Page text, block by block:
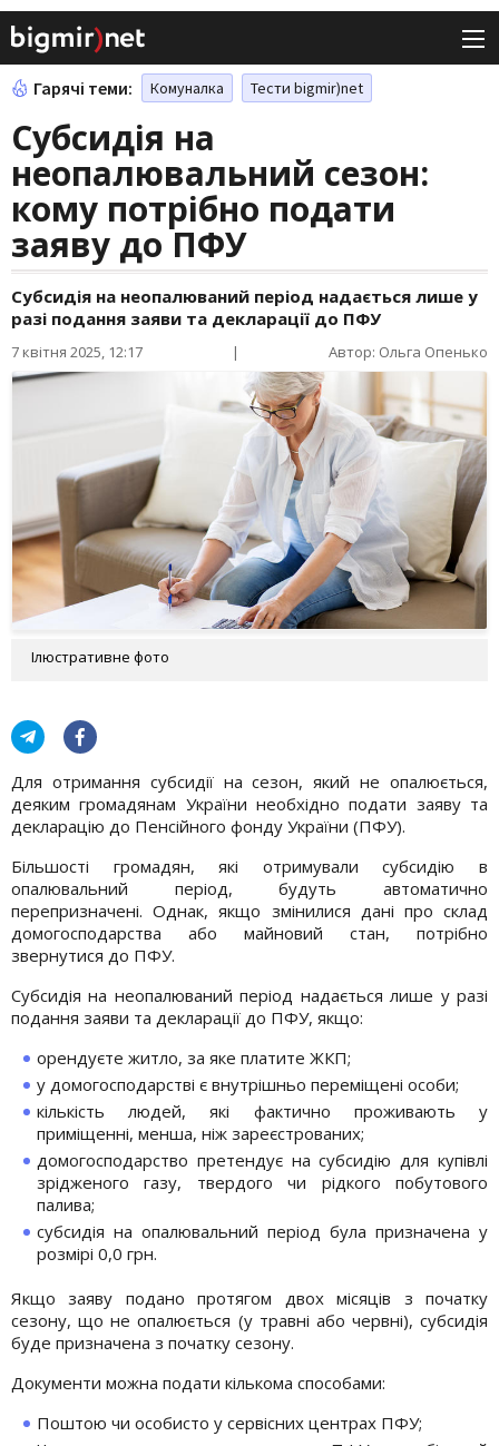
Гарячі теми: Комуналка Тести bigmir)net
Субсидія на
неопалювальний сезон:
кому потрібно подати
заяву до ПФУ
Субсидія на неопалюваний період надається лише у
разі подання заяви та декларації до ПФУ
7 квітня 2025, 12:17 | Автор: Ольга Опенько
Ілюстративне фото
Для отримання субсидії на сезон, який не опалюється,
деяким громадянам України необхідно подати заяву та
декларацію до Пенсійного фонду України (ПФУ).
Більшості громадян, які отримували субсидію в
опалювальний період, будуть автоматично
перепризначені. Однак, якщо змінилися дані про склад
домогосподарства або майновий стан, потрібно
звернутися до ПФУ.
Субсидія на неопалюваний період надається лише у разі
подання заяви та декларації до ПФУ, якщо:
орендуєте житло, за яке платите ЖКП;
у домогосподарстві є внутрішньо переміщені особи;
кількість людей, які фактично проживають у
приміщенні, менша, ніж зареєстрованих;
домогосподарство претендує на субсидію для купівлі
зрідженого газу, твердого чи рідкого побутового
палива;
субсидія на опалювальний період була призначена у
розмірі 0,0 грн.
Якщо заяву подано протягом двох місяців з початку
сезону, що не опалюється (у травні або червні), субсидія
буде призначена з початку сезону.
Документи можна подати кількома способами:
Поштою чи особисто у сервісних центрах ПФУ;